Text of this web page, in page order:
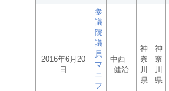
2016年6月20
日
参
議
院
議
員
マ
ニ
フ
中西
健治
神
奈
川
県
神
奈
川
県